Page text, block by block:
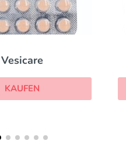
Lozol
KAUFEN